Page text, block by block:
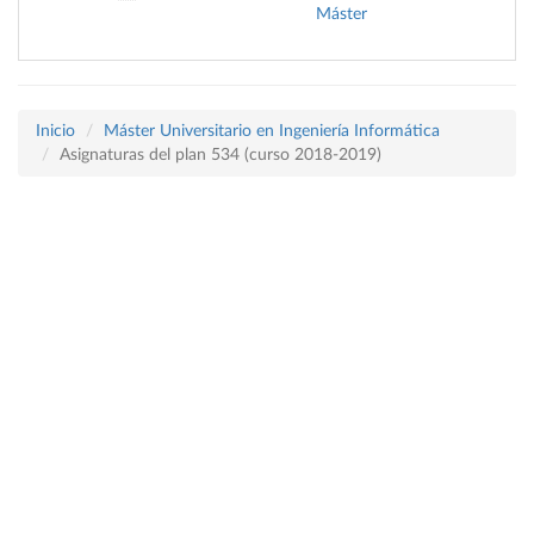
Máster
Inicio
Máster Universitario en Ingeniería Informática
Asignaturas del plan 534 (curso 2018-2019)